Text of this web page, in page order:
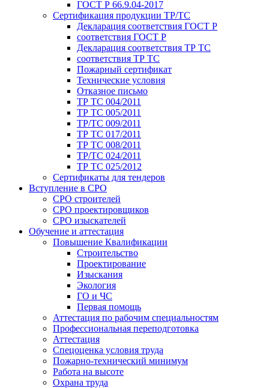
ГОСТ Р 66.9.04-2017
Сертификация продукции ТР/ТС
Декларация соответствия ГОСТ Р
соответствия ГОСТ Р
Декларация соответствия ТР ТС
соответствия ТР ТС
Пожарный сертификат
Технические условия
Отказное письмо
ТР ТС 004/2011
ТР ТС 005/2011
ТР/ТС 009/2011
ТР ТС 017/2011
ТР ТС 008/2011
ТР/ТС 024/2011
ТР ТС 025/2012
Сертификаты для тендеров
Вступление в СРО
СРО строителей
СРО проектировщиков
СРО изыскателей
Обучение и аттестация
Повышение Квалификации
Строительство
Проектирование
Изыскания
Экология
ГО и ЧС
Первая помощь
Аттестация по рабочим специальностям
Профессиональная переподготовка
Аттестация
Спецоценка условия труда
Пожарно-технический минимум
Работа на высоте
Охрана труда